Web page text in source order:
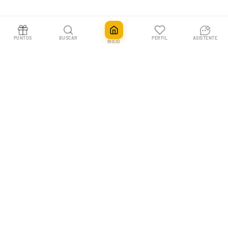
PUNTOS BUSCAR
INICIO
PERFIL ASISTENTE
ETB Pokémon 151 | Élite Pokémon 151